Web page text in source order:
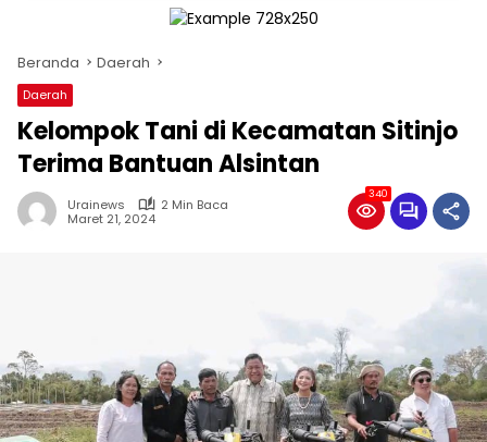
Beranda Daerah
Daerah
Kelompok Tani di Kecamatan Sitinjo
Terima Bantuan Alsintan
Urainews
2 Min Baca
Maret 21, 2024
340